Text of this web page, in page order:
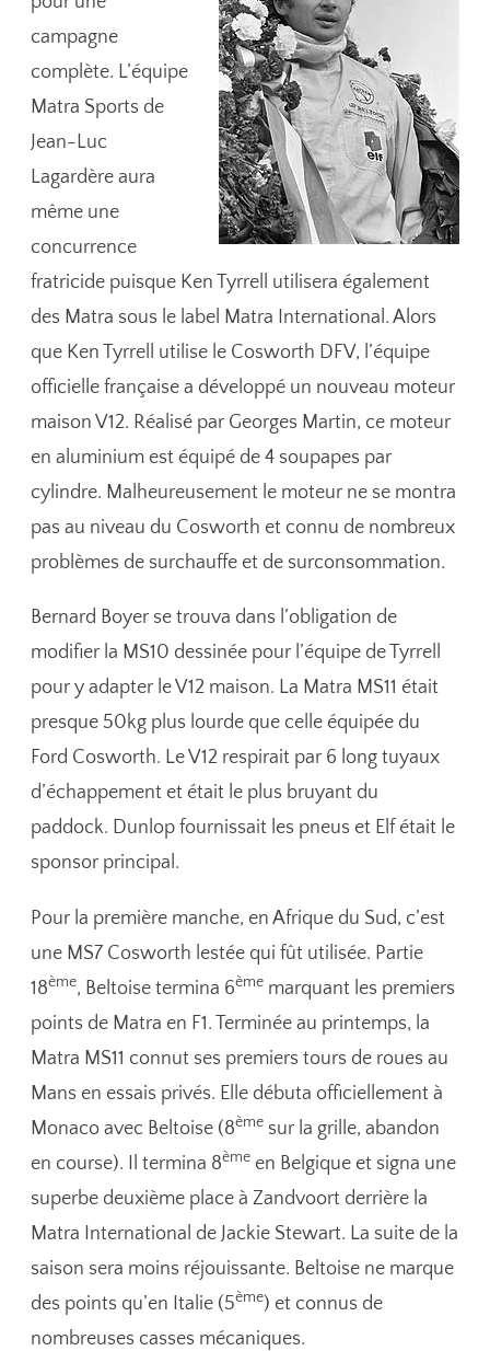
campagne
complète. L’équipe
Matra Sports de
Jean-Luc
Lagardère aura
même une
concurrence
fratricide puisque Ken Tyrrell utilisera également
des Matra sous le label Matra International. Alors
que Ken Tyrrell utilise le Cosworth DFV, l’équipe
officielle française a développé un nouveau moteur
maison V12. Réalisé par Georges Martin, ce moteur
en aluminium est équipé de 4 soupapes par
cylindre. Malheureusement le moteur ne se montra
pas au niveau du Cosworth et connu de nombreux
problèmes de surchauffe et de surconsommation.
Bernard Boyer se trouva dans l’obligation de
modifier la MS10 dessinée pour l’équipe de Tyrrell
pour y adapter le V12 maison. La Matra MS11 était
presque 50kg plus lourde que celle équipée du
Ford Cosworth. Le V12 respirait par 6 long tuyaux
d’échappement et était le plus bruyant du
paddock. Dunlop fournissait les pneus et Elf était le
sponsor principal.
Pour la première manche, en Afrique du Sud, c’est
une MS7 Cosworth lestée qui fût utilisée. Partie
18ème, Beltoise termina 6ème marquant les premiers
points de Matra en F1. Terminée au printemps, la
Matra MS11 connut ses premiers tours de roues au
Mans en essais privés. Elle débuta officiellement à
Monaco avec Beltoise (8ème sur la grille, abandon
en course). Il termina 8ème en Belgique et signa une
superbe deuxième place à Zandvoort derrière la
Matra International de Jackie Stewart. La suite de la
saison sera moins réjouissante. Beltoise ne marque
des points qu’en Italie (5ème) et connus de
nombreuses casses mécaniques.